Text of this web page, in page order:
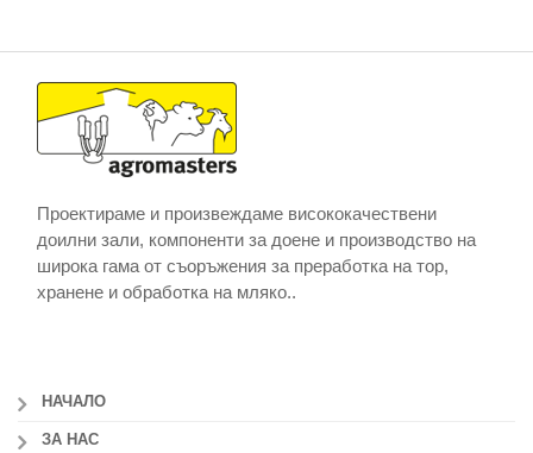
Проектираме и произвеждаме висококачествени
доилни зали, компоненти за доене и производство на
широка гама от съоръжения за преработка на тор,
хранене и обработка на мляко..
НАЧАЛО
ЗА НАС